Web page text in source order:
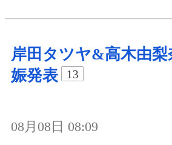
岸田タツヤ&高木由梨
娠発表
13
08月08日 08:09